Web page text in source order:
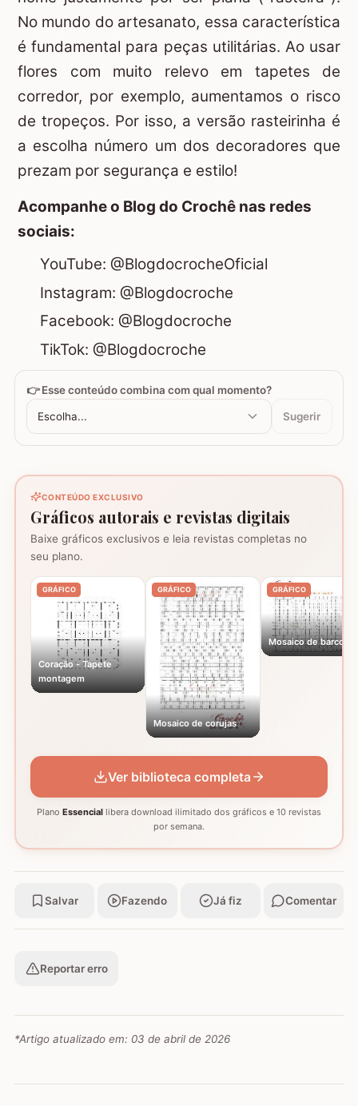
No mundo do artesanato, essa característica
é fundamental para peças utilitárias. Ao usar
flores com muito relevo em tapetes de
corredor, por exemplo, aumentamos o risco
de tropeços. Por isso, a versão rasteirinha é
a escolha número um dos decoradores que
prezam por segurança e estilo!
Acompanhe o Blog do Crochê nas redes
sociais:
YouTube: @BlogdocrocheOficial
Instagram: @Blogdocroche
Facebook: @Blogdocroche
TikTok: @Blogdocroche
👉 Esse conteúdo combina com qual momento?
Escolha... Sugerir
CONTEÚDO EXCLUSIVO
Gráficos autorais e revistas digitais
Baixe gráficos exclusivos e leia revistas completas no
seu plano.
GRÁFICO
Coração - Tapete
montagem
GRÁFICO
Mosaico de corujas
GRÁFICO
Mosaico de barcos
Ver biblioteca completa
Plano Essencial libera download ilimitado dos gráficos e 10 revistas
por semana.
Salvar Fazendo Já fiz Comentar
Reportar erro
*Artigo atualizado em: 03 de abril de 2026